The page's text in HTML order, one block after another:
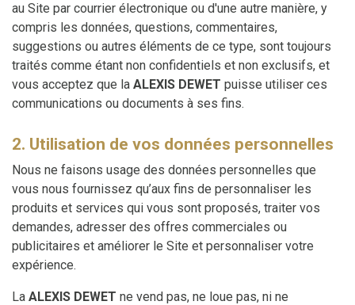
au Site par courrier électronique ou d'une autre manière, y
compris les données, questions, commentaires,
suggestions ou autres éléments de ce type, sont toujours
traités comme étant non confidentiels et non exclusifs, et
vous acceptez que la ALEXIS DEWET puisse utiliser ces
communications ou documents à ses fins.
2. Utilisation de vos données personnelles
Nous ne faisons usage des données personnelles que
vous nous fournissez qu’aux fins de personnaliser les
produits et services qui vous sont proposés, traiter vos
demandes, adresser des offres commerciales ou
publicitaires et améliorer le Site et personnaliser votre
expérience.
La ALEXIS DEWET ne vend pas, ne loue pas, ni ne